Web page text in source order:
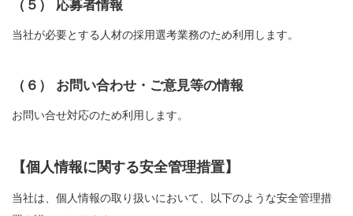
（５） 応募者情報
当社が必要とする人材の採用選考業務のため利用します。
（６） お問い合わせ・ご意見等の情報
お問い合せ対応のため利用します。
【個人情報に関する安全管理措置】
当社は、個人情報の取り扱いにおいて、以下のような安全管理措